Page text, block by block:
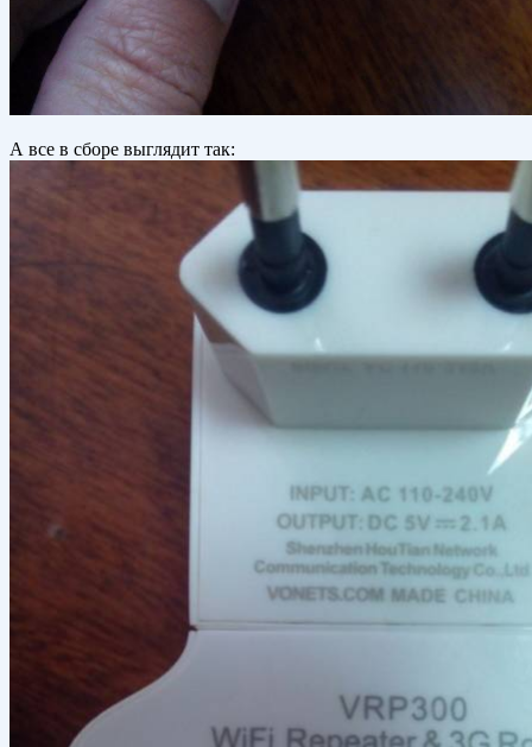
А все в сборе выглядит так: